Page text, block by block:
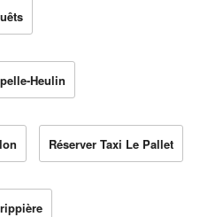
Heulin
Réserver Taxi Le Pallet